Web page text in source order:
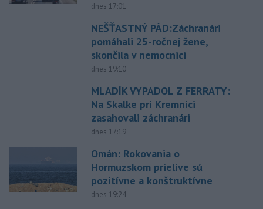
dnes 17:01
NEŠŤASTNÝ PÁD:Záchranári
pomáhali 25-ročnej žene,
skončila v nemocnici
dnes 19:10
MLADÍK VYPADOL Z FERRATY:
Na Skalke pri Kremnici
zasahovali záchranári
dnes 17:19
Omán: Rokovania o
Hormuzskom prielive sú
pozitívne a konštruktívne
dnes 19:24